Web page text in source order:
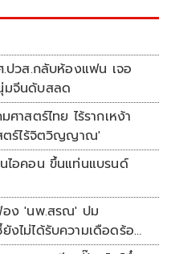
ปวส.กลับห้องแฟน เจอ
มจีนดับสลด
าสตร์ไทย ไร้รากเหง้า
ตร์ไร้จิตวิญญาณ'
ไอคอน ขึ้นแท่นแบรนด์
อง 'นพ.สรณ' ปม
ไม่ได้รับความเดือดร้อน